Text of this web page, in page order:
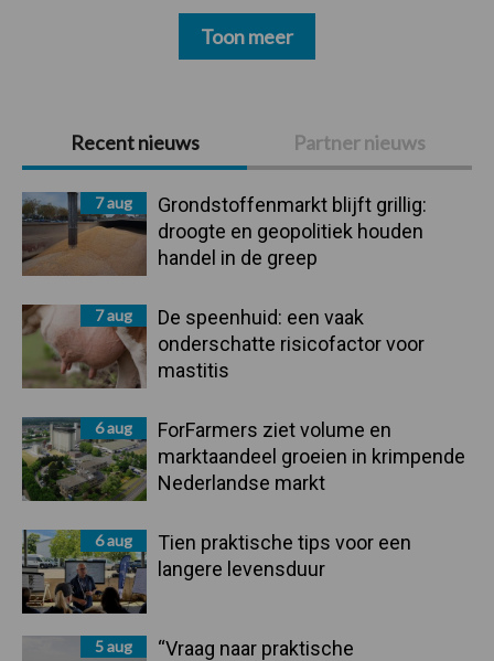
Primaire
Sidebar
Recent nieuws Partner nieuws
7 aug
Grondstoffenmarkt blijft grillig:
droogte en geopolitiek houden
handel in de greep
7 aug
De speenhuid: een vaak
onderschatte risicofactor voor
mastitis
6 aug
ForFarmers ziet volume en
marktaandeel groeien in krimpende
Nederlandse markt
6 aug
Tien praktische tips voor een
langere levensduur
5 aug
“Vraag naar praktische
Toon meer